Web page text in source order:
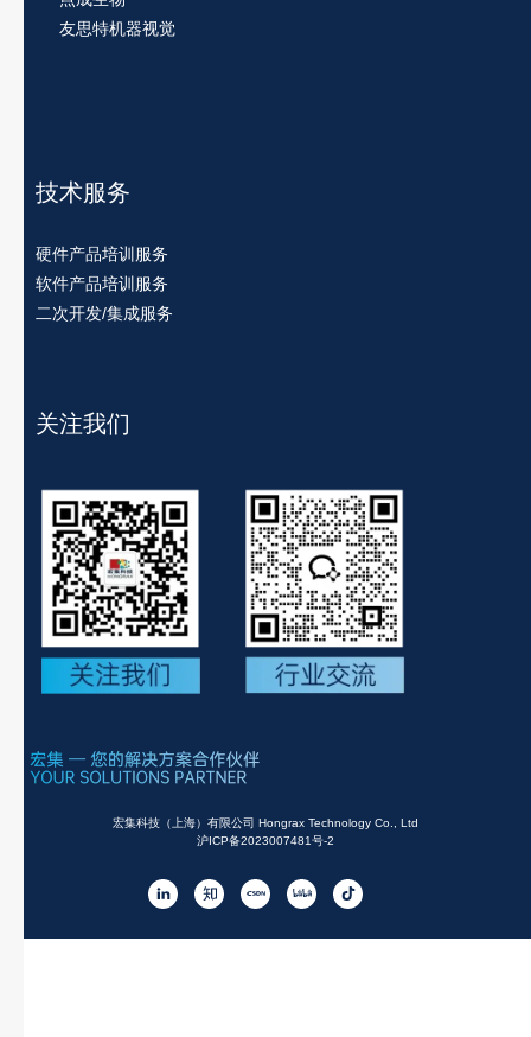
友思特机器视觉
技术服务
硬件产品培训服务
软件产品培训服务
二次开发/集成服务
关注我们
宏集科技（上海）有限公司 Hongrax Technology Co., Ltd
沪ICP备2023007481号-2